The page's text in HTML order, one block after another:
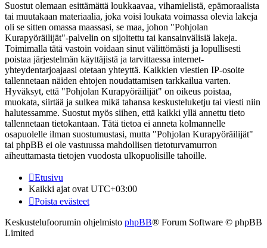
Suostut olemaan esittämättä loukkaavaa, vihamielistä, epämoraalista
tai muutakaan materiaalia, joka voisi loukata voimassa olevia lakeja
oli se sitten omassa maassasi, se maa, johon "Pohjolan
Kurapyöräilijät"-palvelin on sijoitettu tai kansainvälisiä lakeja.
Toimimalla tätä vastoin voidaan sinut välittömästi ja lopullisesti
poistaa järjestelmän käyttäjistä ja tarvittaessa internet-
yhteydentarjoajaasi otetaan yhteyttä. Kaikkien viestien IP-osoite
tallennetaan näiden ehtojen noudattamisen tarkkailua varten.
Hyväksyt, että "Pohjolan Kurapyöräilijät" on oikeus poistaa,
muokata, siirtää ja sulkea mikä tahansa keskusteluketju tai viesti niin
halutessamme. Suostut myös siihen, että kaikki yllä annettu tieto
tallennetaan tietokantaan. Tätä tietoa ei anneta kolmannelle
osapuolelle ilman suostumustasi, mutta "Pohjolan Kurapyöräilijät"
tai phpBB ei ole vastuussa mahdollisen tietoturvamurron
aiheuttamasta tietojen vuodosta ulkopuolisille tahoille.
Etusivu
Kaikki ajat ovat UTC+03:00
Poista evästeet
Keskustelufoorumin ohjelmisto phpBB® Forum Software © phpBB
Limited